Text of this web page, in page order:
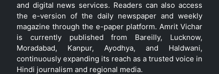
and digital news services. Readers can also access
the e-version of the daily newspaper and weekly
magazine through the e-paper platform. Amrit Vichar
is currently published from Bareilly, Lucknow,
Moradabad, Kanpur, Ayodhya, and Haldwani,
continuously expanding its reach as a trusted voice in
Hindi journalism and regional media.